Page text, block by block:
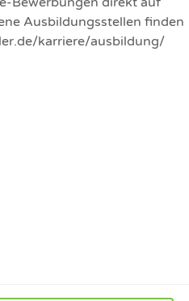
Ausbildungsstellen finden
karriere/ausbildung/